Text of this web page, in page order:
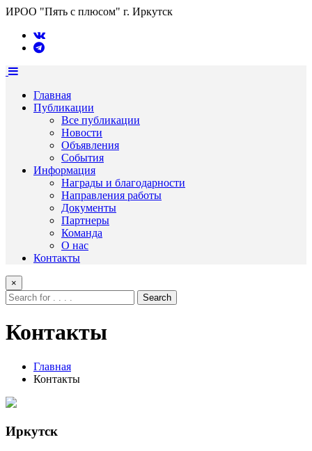
ИРОО "Пять с плюсом" г. Иркутск
Главная
Публикации
Все публикации
Новости
Объявления
События
Информация
Награды и благодарности
Направления работы
Документы
Партнеры
Команда
О нас
Контакты
×
Search
Контакты
Главная
Контакты
Иркутск